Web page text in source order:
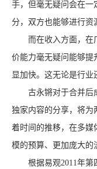
手，但毫无疑问会在一
分，双方也能够进行资
而在收入方面，在广
价能力毫无疑问能够提
显加快。这无论是行业
古永锵对于合并后成
独家内容的分享，将为
着时间的推移，在多媒
模的预算、更加庞大的
根据易观2011年第